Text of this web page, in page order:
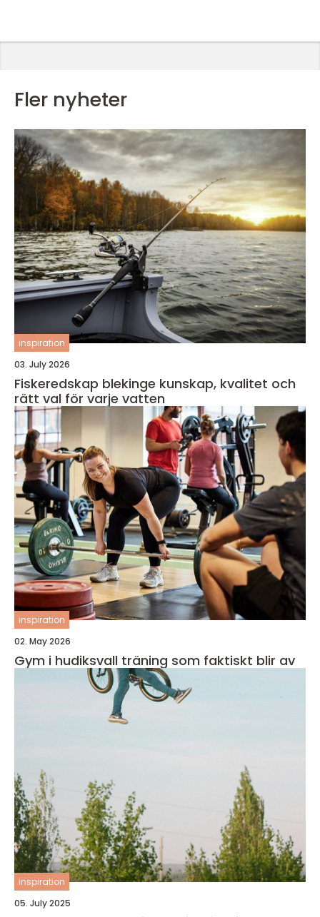
Fler nyheter
inspiration
03. July 2026
Fiskeredskap blekinge kunskap, kvalitet och
rätt val för varje vatten
inspiration
02. May 2026
Gym i hudiksvall träning som faktiskt blir av
inspiration
05. July 2025